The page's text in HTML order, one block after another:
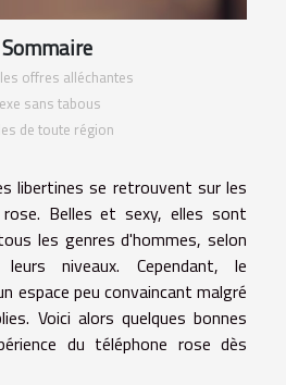
Sommaire
offres alléchantes
sans tabous
de toute région
libertines se retrouvent sur les
Belles et sexy, elles sont
les genres d'hommes, selon
niveaux. Cependant, le
espace peu convaincant malgré
Voici alors quelques bonnes
du téléphone rose dès